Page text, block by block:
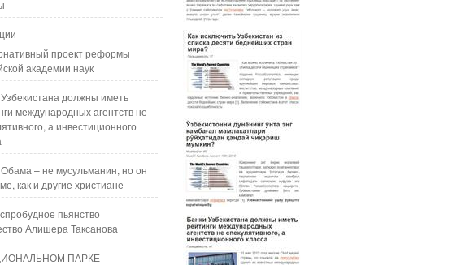
проект реформы
академии наук
должны иметь
международных агентств не
а инвестиционного
– не мусульманин, но он
как и другие христиане
пьянство
Алишера Таксанова
ПАРКЕ